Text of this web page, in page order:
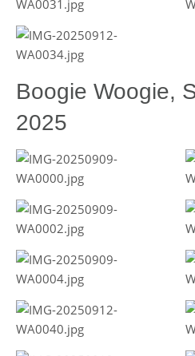
Boogie Woogie,
2025